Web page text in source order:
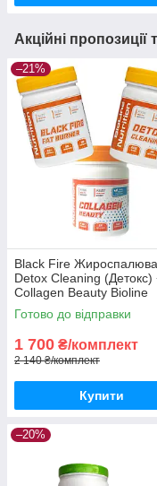
Акційні пропозиції
–21%
Black Fire
Detox Cleaning (Детокс)
Collagen Beauty Bioline
Nutrition
Готово до відправки
1 700 ₴/комплект
2 140 ₴/комплект
Купити
–20%